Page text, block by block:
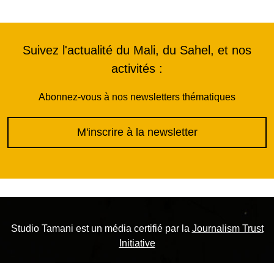
Suivez l'actualité du Mali, du Sahel, et nos
activités :
Abonnez-vous à nos newsletters thématiques
M'inscrire à la newsletter
Studio Tamani est un média certifié par la Journalism Trust
Initiative